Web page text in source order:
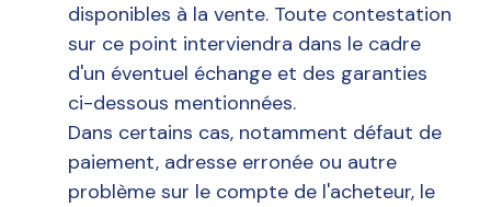
disponibles à la vente. Toute contestation
sur ce point interviendra dans le cadre
d'un éventuel échange et des garanties
ci-dessous mentionnées.
Dans certains cas, notamment défaut de
paiement, adresse erronée ou autre
problème sur le compte de l'acheteur, le